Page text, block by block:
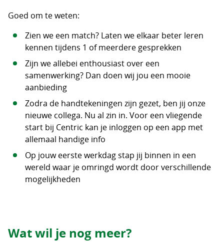
Goed om te weten:
Zien we een match? Laten we elkaar beter leren
kennen tijdens 1 of meerdere gesprekken
Zijn we allebei enthousiast over een
samenwerking? Dan doen wij jou een mooie
aanbieding
Zodra de handtekeningen zijn gezet, ben jij onze
nieuwe collega. Nu al zin in. Voor een vliegende
start bij Centric kan je inloggen op een app met
allemaal handige info
Op jouw eerste werkdag stap jij binnen in een
wereld waar je omringd wordt door verschillende
mogelijkheden
Wat wil je nog meer?